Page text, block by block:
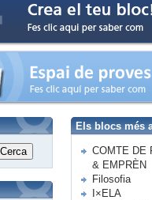
Cerca
Els blocs més
COMTE DE
& EMPRÈN
Filosofia
I×ELA